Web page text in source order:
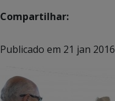
Compartilhar:
Publicado em 21 jan 2016